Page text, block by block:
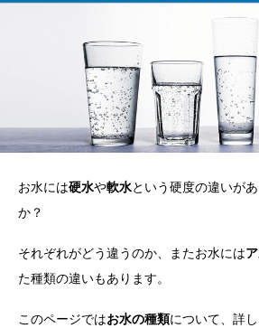
お水には硬水や軟水という硬度の違いが
か？
それぞれがどう違うのか、またお水には
た種類の違いもあります。
このページではお水の種類について、詳